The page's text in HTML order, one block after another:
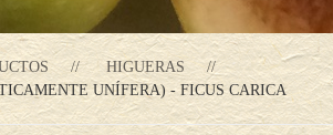
HIGUERAS
UNÍFERA) - FICUS CARICA